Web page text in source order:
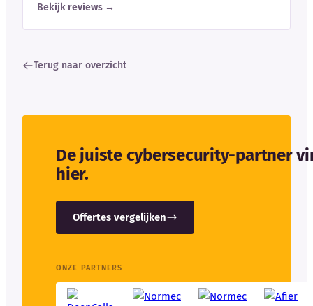
Bekijk reviews →
Terug naar overzicht
De juiste cybersecurity-partner
hier.
Offertes vergelijken
ONZE PARTNERS